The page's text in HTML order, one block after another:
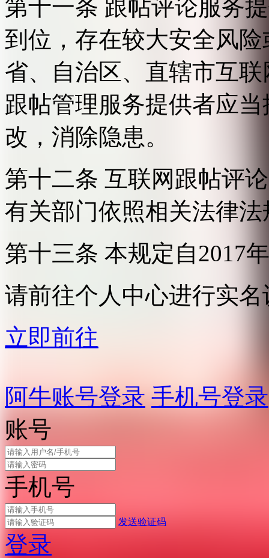
第十一条 跟帖评论服务
到位，存在较大安全风
省、自治区、直辖市互
跟帖管理服务提供者应
改，消除隐患。
第十二条 互联网跟帖评
有关部门依照相关法律
第十三条 本规定自2017
请前往个人中心进行实名
立即前往
阿牛账号登录 手机号登录
账号
手机号
发送验证码
登录